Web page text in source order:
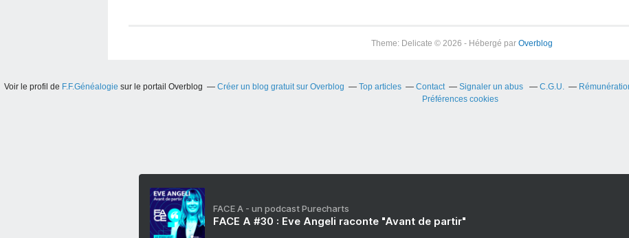
Theme: Delicate © 2026 - Hébergé par Overblog
Voir le profil de F.F.Généalogie sur le portail Overblog Créer un blog gratuit sur Overblog Top articles Contact Signaler un abus C.G.U.
Préférences cookies
FACE A - un podcast Purecharts
FACE A #30 : Eve Angeli raconte "Avant de partir"